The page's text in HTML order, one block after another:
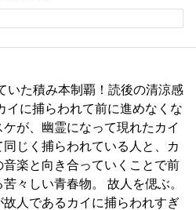
いた積み本制覇！読後の清涼感
イに捕らわれて前に進めなくな
が、幽霊になって現れたカイ
じく捕らわれている人と、カ
音楽と向き合っていくことで前
々しい青春物。 故人を偲ぶ。
人であるカイに捕らわれすぎ